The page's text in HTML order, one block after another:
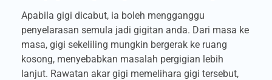
Apabila gigi dicabut, ia boleh mengganggu
penyelarasan semula jadi gigitan anda. Dari masa ke
masa, gigi sekeliling mungkin bergerak ke ruang
kosong, menyebabkan masalah pergigian lebih
lanjut. Rawatan akar gigi memelihara gigi tersebut,